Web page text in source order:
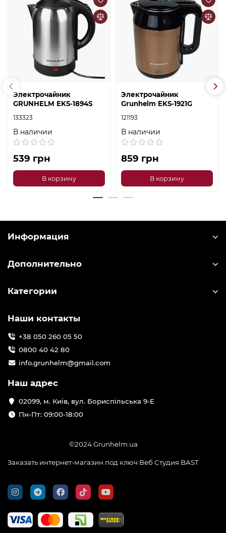
Электрочайник
GRUNHELM EKS-1894S
133323
В наличии
539 грн
В корзину
Электрочайник
Grunhelm EKS-1921G
121193
В наличии
859 грн
В корзину
Информация
Дополнительно
Категории
Наши контакты
+38 050 260 05 50
0800 40 42 80
info.grunhelm@gmail.com
Наш адрес
02099, м. Київ, вул. Бориспільська 9-Е
Пн-Пт: 09:00-18:00
©2024 Grunhelm.ua
Заказать интернет-магазин под ключ Веб Студия BAST